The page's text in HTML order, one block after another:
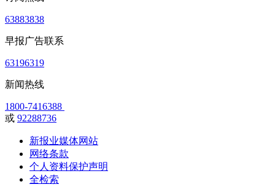
63883838
早报广告联系
63196319
新闻热线
1800-7416388
或 92288736
新报业媒体网站
网络条款
个人资料保护声明
全检索